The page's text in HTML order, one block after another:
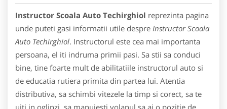
Instructor Scoala Auto Techirghiol reprezinta pagina
unde puteti gasi informatii utile despre Instructor Scoala
Auto Techirghiol. Instructorul este cea mai importanta
persoana, el iti indruma primii pasi. Sa stii sa conduci
bine, tine foarte mult de abilitatiile instructorul auto si
de educatia rutiera primita din partea lui. Atentia
distributiva, sa schimbi vitezele la timp si corect, sa te
uiti in oglinzi, sa manuiesti volanul sa ai o pozitie de